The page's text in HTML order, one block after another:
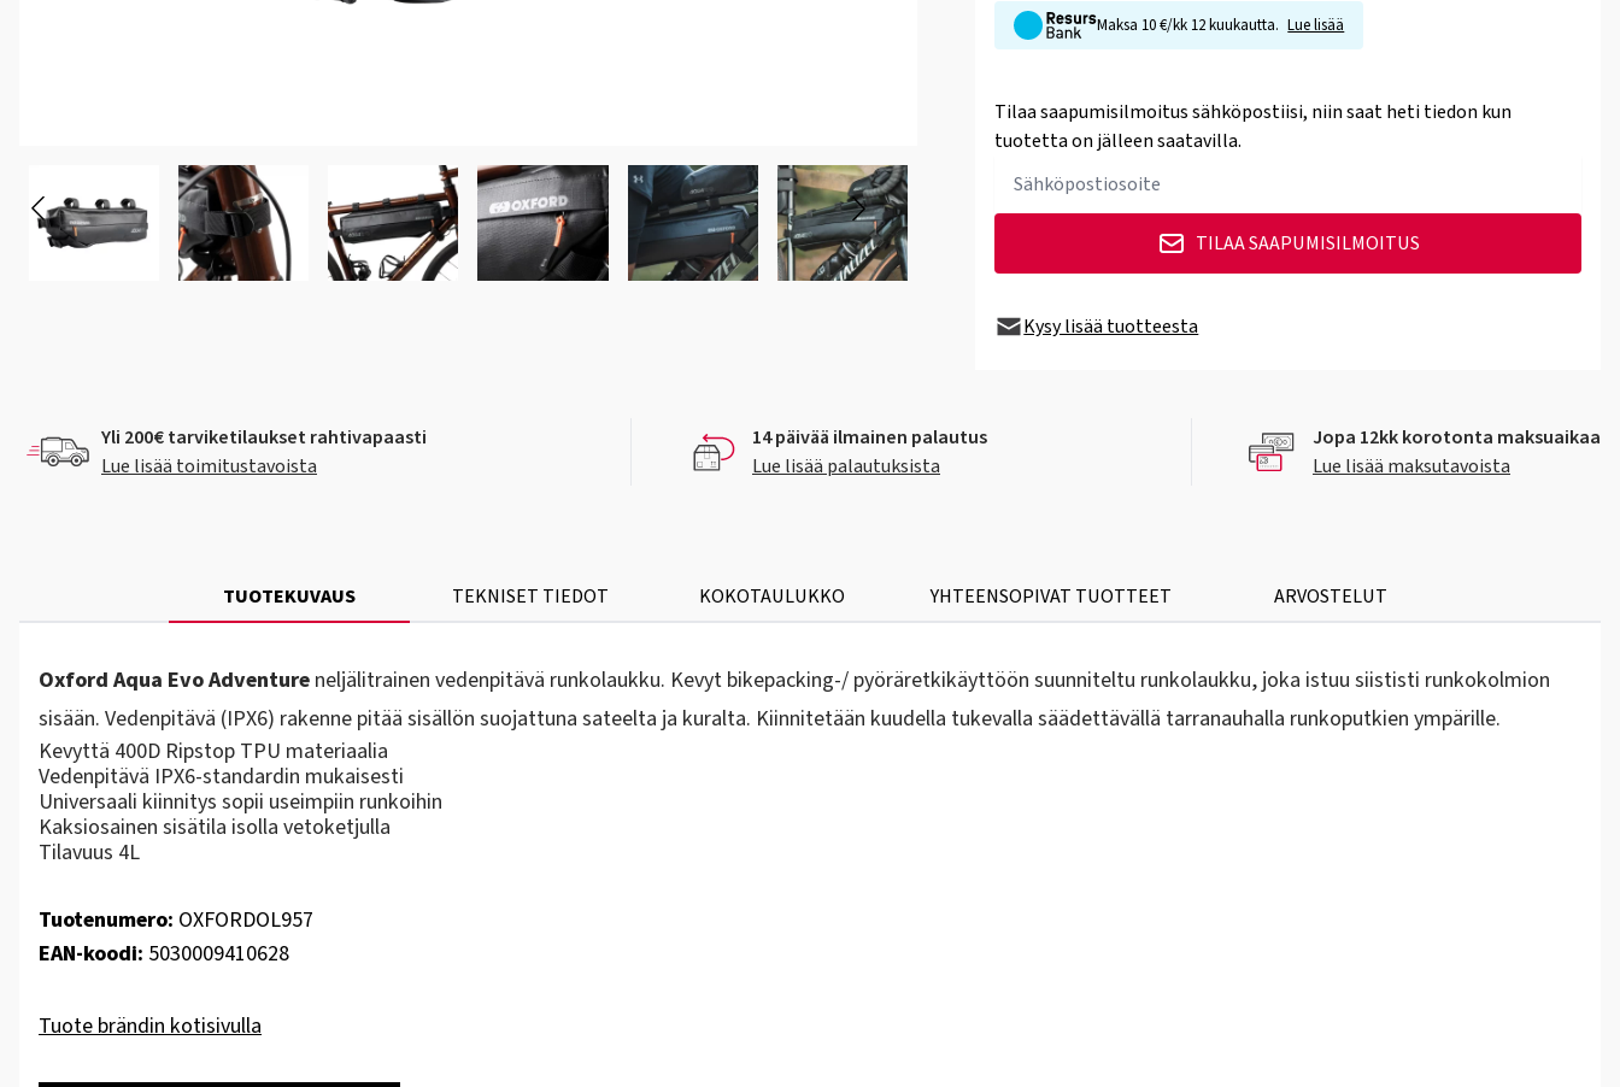
Maksa 10 €/kk 12 kuukautta. Lue lisää
Tilaa saapumisilmoitus sähköpostiisi, niin saat heti tiedon kun
tuotetta on jälleen saatavilla.
TILAA SAAPUMISILMOITUS
Kysy lisää tuotteesta
Yli 200€ tarviketilaukset rahtivapaasti
Lue lisää toimitustavoista
14 päivää ilmainen palautus
Lue lisää palautuksista
Jopa 12kk korotonta maksuaikaa
Lue lisää maksutavoista
TUOTEKUVAUS TEKNISET TIEDOT KOKOTAULUKKO YHTEENSOPIVAT TUOTTEET ARVOSTELUT
Oxford Aqua Evo Adventure neljälitrainen vedenpitävä runkolaukku. Kevyt bikepacking-/ pyöräretkikäyttöön suunniteltu runkolaukku, joka istuu siististi runkokolmion
sisään. Vedenpitävä (IPX6) rakenne pitää sisällön suojattuna sateelta ja kuralta. Kiinnitetään kuudella tukevalla säädettävällä tarranauhalla runkoputkien ympärille.
Kevyttä 400D Ripstop TPU materiaalia
Vedenpitävä IPX6-standardin mukaisesti
Universaali kiinnitys sopii useimpiin runkoihin
Kaksiosainen sisätila isolla vetoketjulla
Tilavuus 4L
Tuotenumero: OXFORDOL957
EAN-koodi: 5030009410628
Tuote brändin kotisivulla